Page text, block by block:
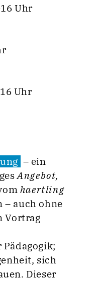
Uhr
Uhr
– ein
Angebot,
haertling
– auch ohne
Vortrag
sich
Dieser